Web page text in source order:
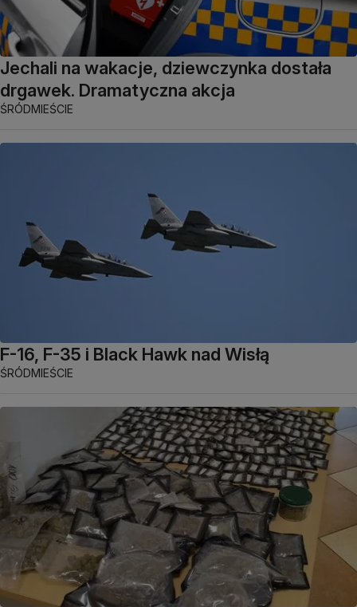
Jechali na wakacje, dziewczynka dostała
drgawek. Dramatyczna akcja
ŚRÓDMIEŚCIE
F-16, F-35 i Black Hawk nad Wisłą
ŚRÓDMIEŚCIE